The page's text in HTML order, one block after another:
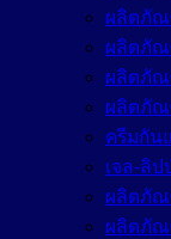
ผลิตภัณ
ผลิตภัณ
ผลิตภัณ
ผลิตภัณ
ครีมกัน
เจล-ลิป
ผลิตภัณ
ผลิตภัณ